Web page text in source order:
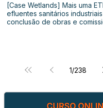
[Case Wetlands] Mais uma
efluentes sanitários
conclusão de obras e
1/238